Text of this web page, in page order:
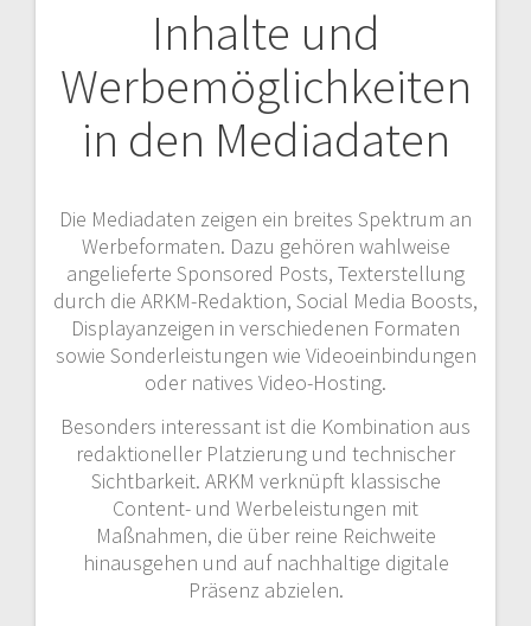
Inhalte und
Werbemöglichkeiten
in den Mediadaten
Die Mediadaten zeigen ein breites Spektrum an
Werbeformaten. Dazu gehören wahlweise
angelieferte Sponsored Posts, Texterstellung
durch die ARKM-Redaktion, Social Media Boosts,
Displayanzeigen in verschiedenen Formaten
sowie Sonderleistungen wie Videoeinbindungen
oder natives Video-Hosting.
Besonders interessant ist die Kombination aus
redaktioneller Platzierung und technischer
Sichtbarkeit. ARKM verknüpft klassische
Content- und Werbeleistungen mit
Maßnahmen, die über reine Reichweite
hinausgehen und auf nachhaltige digitale
Präsenz abzielen.